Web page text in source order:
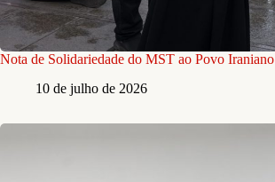
Nota de Solidariedade do MST ao Povo Iraniano
10 de julho de 2026